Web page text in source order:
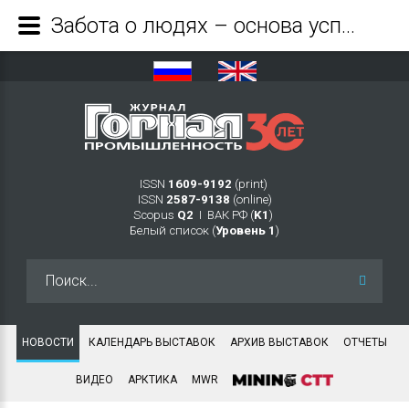
ISSN 1609-9192 (print)
ISSN 2587-9138 (online)
Scopus Q2 Ι ВАК РФ (K1 )
Белый список (Уровень 1 )
НОВОСТИ КАЛЕНДАРЬ ВЫСТАВОК АРХИВ ВЫСТАВОК ОТЧЕТЫ
ВИДЕО АРКТИКА MWR
Забота о людях – основа успеха: Группа ЭВОБЛАСТ стала лидером рейтинга по безопасности компании «Полюс Магадан» - Журнал Горная промышленность